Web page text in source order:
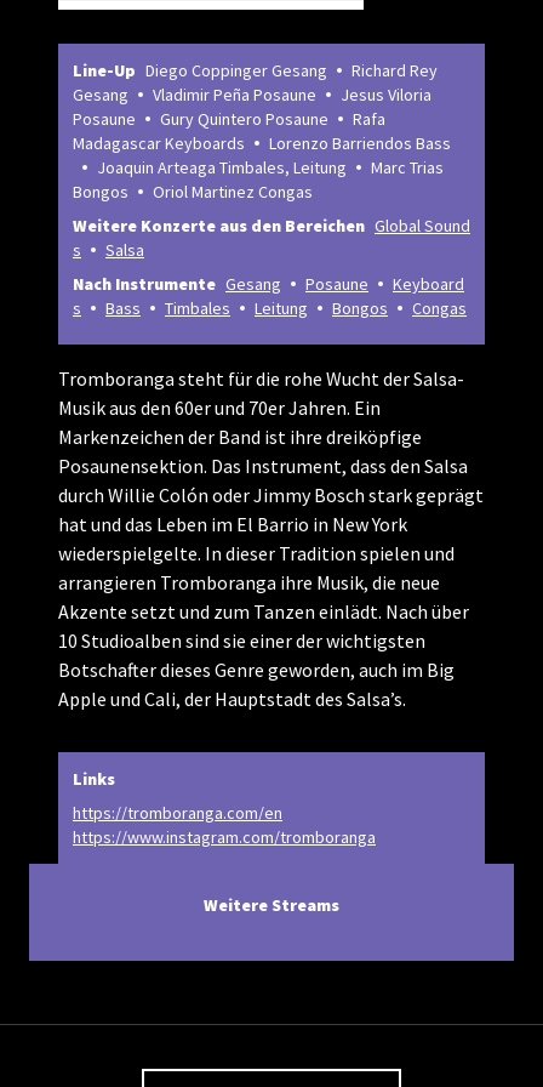
Line-Up Diego Coppinger Gesang
Richard Rey
Gesang
Vladimir Peña Posaune
Jesus Viloria
Posaune
Gury Quintero Posaune
Rafa
Madagascar Keyboards
Lorenzo Barriendos Bass
Joaquin Arteaga Timbales, Leitung
Marc Trias
Bongos
Oriol Martinez Congas
Weitere Konzerte aus den Bereichen Global Sound
s
Salsa
Nach Instrumente Gesang Posaune
Keyboard
s
Bass Timbales Leitung Bongos Congas
Tromboranga steht für die rohe Wucht der Salsa-
Musik aus den 60er und 70er Jahren. Ein
Markenzeichen der Band ist ihre dreiköpfige
Posaunensektion. Das Instrument, dass den Salsa
durch Willie Colón oder Jimmy Bosch stark geprägt
hat und das Leben im El Barrio in New York
wiederspielgelte. In dieser Tradition spielen und
arrangieren Tromboranga ihre Musik, die neue
Akzente setzt und zum Tanzen einlädt. Nach über
10 Studioalben sind sie einer der wichtigsten
Botschafter dieses Genre geworden, auch im Big
Apple und Cali, der Hauptstadt des Salsa’s.
Links
https://tromboranga.com/en
https://www.instagram.com/tromboranga
Weitere Streams